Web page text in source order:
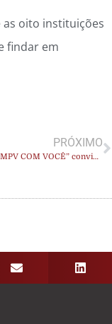
as oito instituições
findar em
PRÓXIMO
Campanha “MPV COM VOCÊ” convida você a se tornar um doador solidário!